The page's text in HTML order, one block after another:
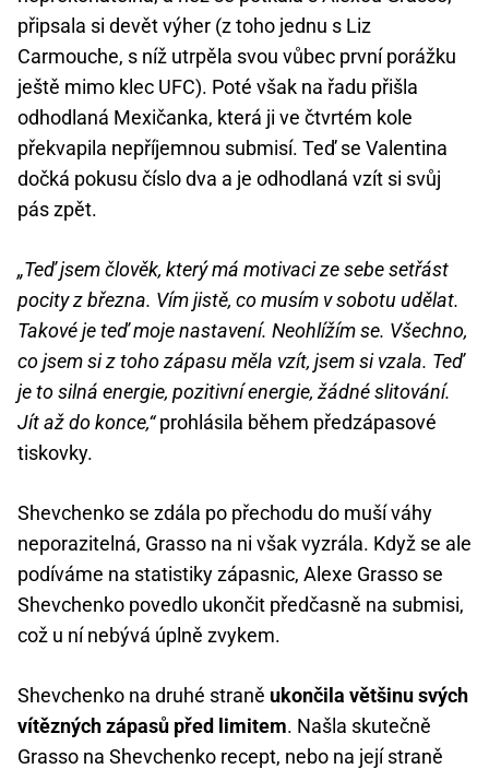
připsala si devět výher (z toho jednu s Liz
Carmouche, s níž utrpěla svou vůbec první porážku
ještě mimo klec UFC). Poté však na řadu přišla
odhodlaná Mexičanka, která ji ve čtvrtém kole
překvapila nepříjemnou submisí. Teď se Valentina
dočká pokusu číslo dva a je odhodlaná vzít si svůj
pás zpět.
„Teď jsem člověk, který má motivaci ze sebe setřást
pocity z března. Vím jistě, co musím v sobotu udělat.
Takové je teď moje nastavení. Neohlížím se. Všechno,
co jsem si z toho zápasu měla vzít, jsem si vzala. Teď
je to silná energie, pozitivní energie, žádné slitování.
Jít až do konce,“prohlásila během předzápasové
tiskovky.
Shevchenko se zdála po přechodu do muší váhy
neporazitelná, Grasso na ni však vyzrála. Když se ale
podíváme na statistiky zápasnic, Alexe Grasso se
Shevchenko povedlo ukončit předčasně na submisi,
což u ní nebývá úplně zvykem.
Shevchenko na druhé straně ukončila většinu svých
vítězných zápasů před limitem. Našla skutečně
Grasso na Shevchenko recept, nebo na její straně